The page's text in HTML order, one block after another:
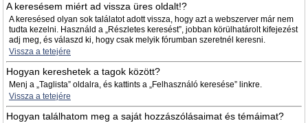
A keresésem miért ad vissza üres oldalt!?
A keresésed olyan sok találatot adott vissza, hogy azt a webszerver már nem
tudta kezelni. Használd a „Részletes keresést”, jobban körülhatárolt kifejezést
adj meg, és válaszd ki, hogy csak melyik fórumban szeretnél keresni.
Vissza a tetejére
Hogyan kereshetek a tagok között?
Menj a „Taglista” oldalra, és kattints a „Felhasználó keresése” linkre.
Vissza a tetejére
Hogyan találhatom meg a saját hozzászólásaimat és témáimat?